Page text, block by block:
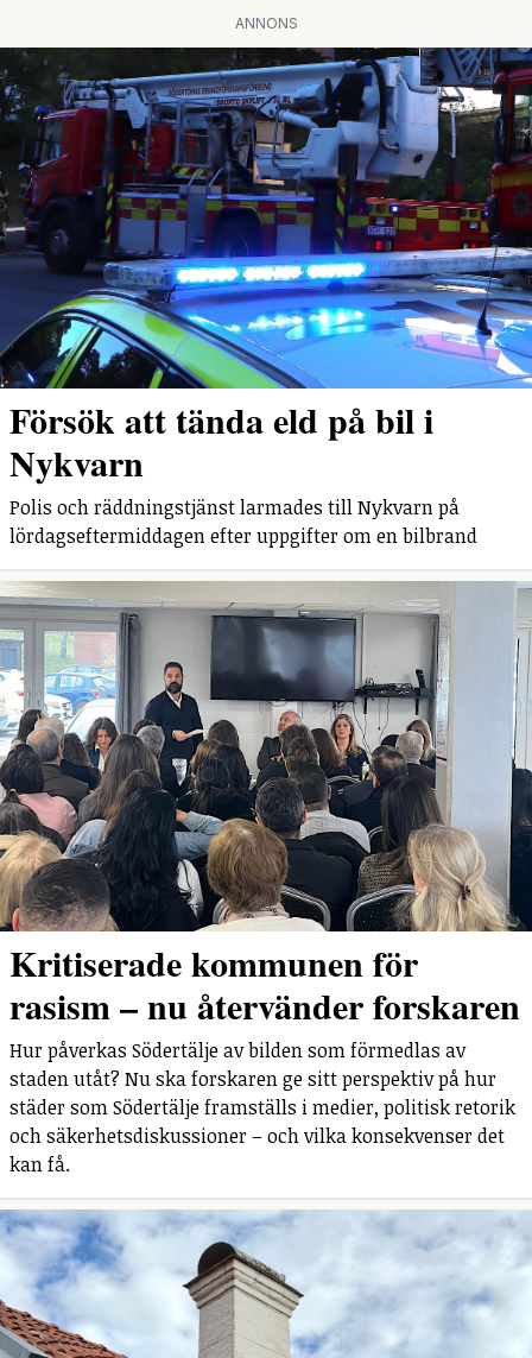
ANNONS
Försök att tända eld på bil i
Nykvarn
Polis och räddningstjänst larmades till Nykvarn på
lördagseftermiddagen efter uppgifter om en bilbrand
Kritiserade kommunen för
rasism – nu återvänder forskaren
Hur påverkas Södertälje av bilden som förmedlas av
staden utåt? Nu ska forskaren ge sitt perspektiv på hur
städer som Södertälje framställs i medier, politisk retorik
och säkerhetsdiskussioner – och vilka konsekvenser det
kan få.